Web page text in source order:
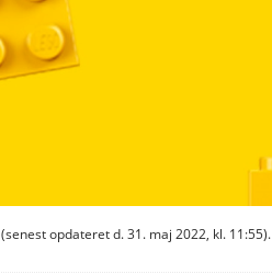
(senest opdateret d. 31. maj 2022, kl. 11:55).